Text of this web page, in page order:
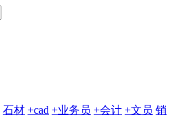
石材 +cad +业务员 +会计 +文员 销